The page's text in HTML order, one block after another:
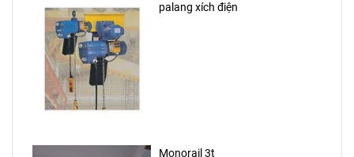
palang xích điện
Monorail 3t